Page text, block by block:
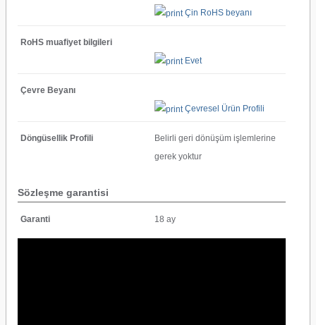
Çin RoHS beyanı
RoHS muafiyet bilgileri
Evet
Çevre Beyanı
Çevresel Ürün Profili
Döngüsellik Profili
Belirli geri dönüşüm işlemlerine
gerek yoktur
Sözleşme garantisi
Garanti 18 ay